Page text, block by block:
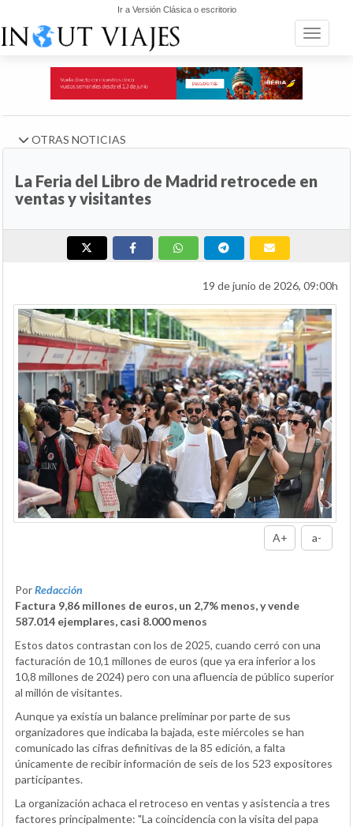
Ir a Versión Clásica o escritorio
Toggle
OTRAS NOTICIAS
La Feria del Libro de Madrid retrocede en
ventas y visitantes
19 de junio de 2026, 09:00h
A+ a-
PorRedacción
Factura 9,86 millones de euros, un 2,7% menos, y vende
587.014 ejemplares, casi 8.000 menos
Estos datos contrastan con los de 2025, cuando cerró con una
facturación de 10,1 millones de euros (que ya era inferior a los
10,8 millones de 2024) pero con una afluencia de público superior
al millón de visitantes.
Aunque ya existía un balance preliminar por parte de sus
organizadores que indicaba la bajada, este miércoles se han
comunicado las cifras definitivas de la 85 edición, a falta
únicamente de recibir información de seis de los 523 expositores
participantes.
La organización achaca el retroceso en ventas y asistencia a tres
factores principalmente: "La coincidencia con la visita del papa